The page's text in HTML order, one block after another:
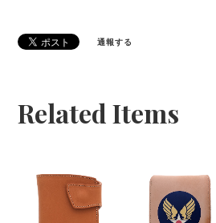
通報する
Related Items